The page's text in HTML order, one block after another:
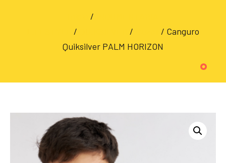
/
/ /
/ Canguro
Quiksilver PALM HORIZON